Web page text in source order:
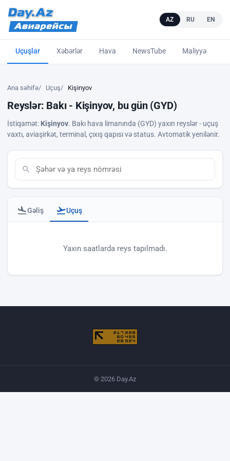
AZ RU EN
Uçuşlar Xəbərlər Hava NewsTube Maliyyə
Ana səhifə Uçuş Kişinyov
Reyslər: Bakı - Kişinyov, bu gün (GYD)
İstiqamət: Kişinyov. Bakı hava limanında (GYD) yaxın reyslər - uçuş
vaxtı, aviaşirkət, terminal, çıxış qapısı və status. Avtomatik yenilənir.
Gəliş Uçuş
Yaxın saatlarda reys tapılmadı.
© 2026 Day.Az